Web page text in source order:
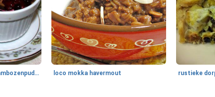
Russische bosbes en frambozenpudding loco mokka havermout rustieke